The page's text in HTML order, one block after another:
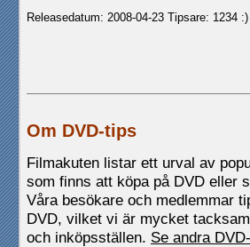
Releasedatum: 2008-04-23 Tipsare: 1234
Om DVD-tips
Filmakuten listar ett urval av
som finns att köpa på DVD eller
Våra besökare och medlemmar
DVD, vilket vi är mycket
och inköpsställen. Se andra